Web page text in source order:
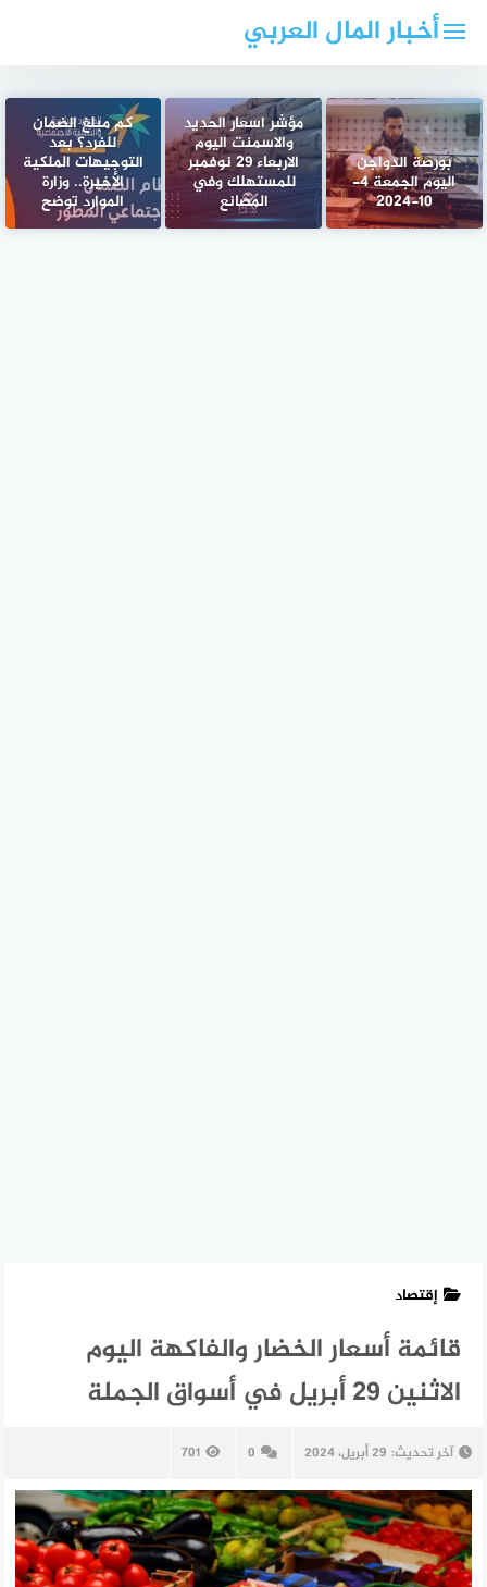
أخبار المال العربي
بورصة الدواجن
اليوم الجمعة 4-
10-2024
مؤشر اسعار الحديد
والاسمنت اليوم
الاربعاء 29 نوفمبر
للمستهلك وفي
المصانع
كم مبلغ الضمان
للفرد؟ بعد
التوجيهات الملكية
الأخيرة.. وزارة
الموارد توضح
إقتصاد
قائمة أسعار الخضار والفاكهة اليوم
الاثنين 29 أبريل في أسواق الجملة
آخر تحديث: 29 أبريل، 2024 0
701